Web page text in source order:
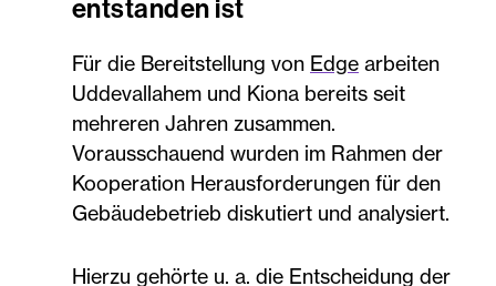
entstanden ist
Für die Bereitstellung von Edge arbeiten
Uddevallahem und Kiona bereits seit
mehreren Jahren zusammen.
Vorausschauend wurden im Rahmen der
Kooperation Herausforderungen für den
Gebäudebetrieb diskutiert und analysiert.
Hierzu gehörte u. a. die Entscheidung der